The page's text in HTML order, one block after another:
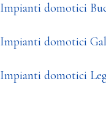
Impianti domotici
Impianti domotici
Impianti domotici